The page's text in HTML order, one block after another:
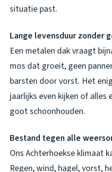
situatie past.
Lange levensduur zonder
Een metalen dak vraagt
mos dat groeit, geen
barsten door vorst. Het
jaarlijks even kijken of
goot schoonhouden.
Bestand tegen alle
Ons Achterhoekse klimaat
Regen, wind, hagel, vorst,